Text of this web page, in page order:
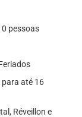
pessoas
para até 16
Réveillon e